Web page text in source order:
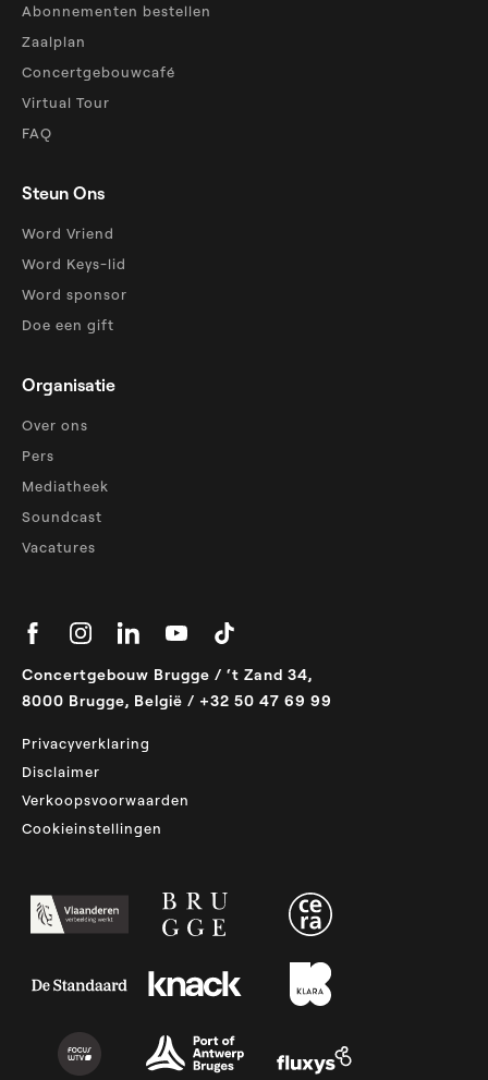
Abonnementen bestellen
Zaalplan
Concertgebouwcafé
Virtual Tour
FAQ
Steun Ons
Word Vriend
Word Keys-lid
Word sponsor
Doe een gift
Organisatie
Over ons
Pers
Mediatheek
Soundcast
Vacatures
Concertgebouw Brugge / ‘t Zand 34,
8000 Brugge, België / +32 50 47 69 99
Privacyverklaring
Disclaimer
Verkoopsvoorwaarden
Cookieinstellingen